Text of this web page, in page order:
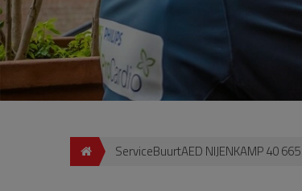
ServiceBuurtAED NIJENKAMP 40